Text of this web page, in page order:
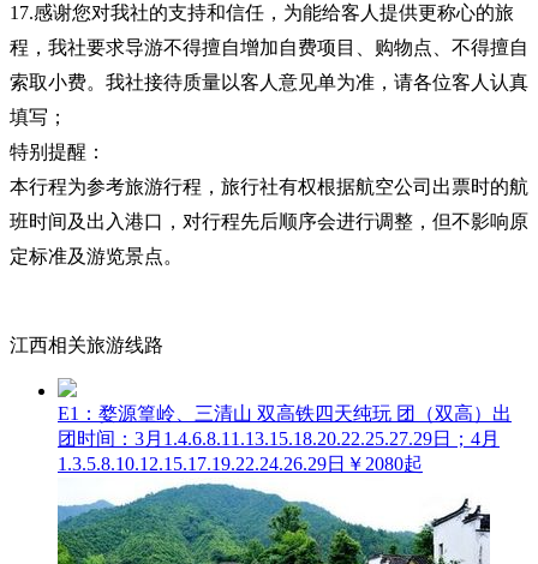
17.感谢您对我社的支持和信任，为能给客人提供更称心的旅
程，我社要求导游不得擅自增加自费项目、购物点、不得擅自
索取小费。我社接待质量以客人意见单为准，请各位客人认真
填写；
特别提醒：
本行程为参考旅游行程，旅行社有权根据航空公司出票时的航
班时间及出入港口，对行程先后顺序会进行调整，但不影响原
定标准及游览景点。
江西相关旅游线路
E1：婺源篁岭、三清山 双高铁四天纯玩 团（双高） 出
团时间：3月1.4.6.8.11.13.15.18.20.22.25.27.29日；4月
1.3.5.8.10.12.15.17.19.22.24.26.29日 ￥2080起